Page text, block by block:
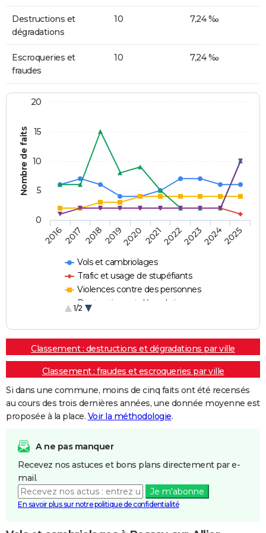
Destructions et
dégradations
10 7,24 ‰
Escroqueries et
fraudes
10 7,24 ‰
Nombre de faits
Vols et cambriolages
Trafic et usage de stupéfiants
Violences contre des personnes
Destructions et dégradations
1/2
20162017 20182019202020212022202320242025
0
5
10
15
20
Classement : destructions et dégradations par ville
Classement : fraudes et escroqueries par ville
Si dans une commune, moins de cinq faits ont été recensés
au cours des trois dernières années, une donnée moyenne est
proposée à la place. Voir la méthodologie.
A ne pas manquer
Recevez nos astuces et bons plans directement par e-
mail.
Je m'abonne
En savoir plus sur notre politique de confidentialité